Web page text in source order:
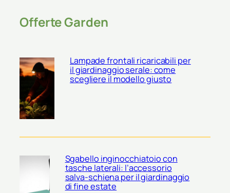
Offerte Garden
Lampade frontali ricaricabili per
il giardinaggio serale: come
scegliere il modello giusto
Sgabello inginocchiatoio con
tasche laterali: l’accessorio
salva-schiena per il giardinaggio
di fine estate